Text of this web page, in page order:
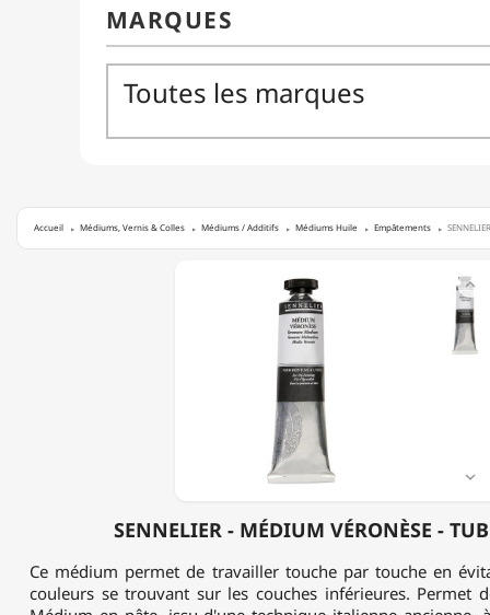
Accueil Médiums, Vernis & Colles Médiums / Additifs Médiums Huile Empâtements
SENNELIER - MÉDIUM VÉRONÈSE -


Ce médium permet de travailler touche par touche en
couleurs se trouvant sur les couches inférieures. Permet